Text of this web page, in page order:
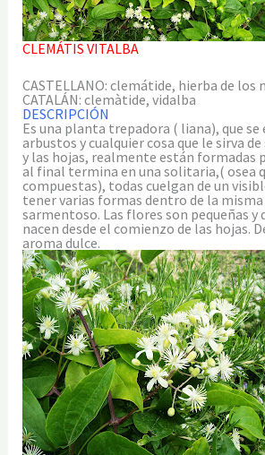
CLEMÁTIS VITALBA
CASTELLANO: clemátide, hierba de los
CATALÁN: clemàtide, vidalba
DESCRIPCIÓN
Es una planta trepadora ( liana), que se
arbustos y cualquier cosa que le sirva
y las hojas, realmente están formadas
al final termina en una solitaria,( osea
compuestas), todas cuelgan de un
tener varias formas dentro de la
sarmentoso. Las flores son pequeñas y
nacen desde el comienzo de las hojas.
aroma dulce.